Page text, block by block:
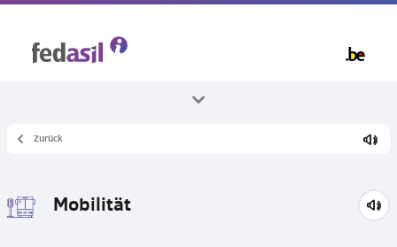
Alle Themenbereiche
Zurück
Mobilität